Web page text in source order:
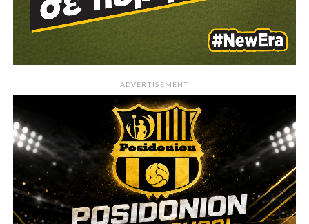
ADVERTISEMENT